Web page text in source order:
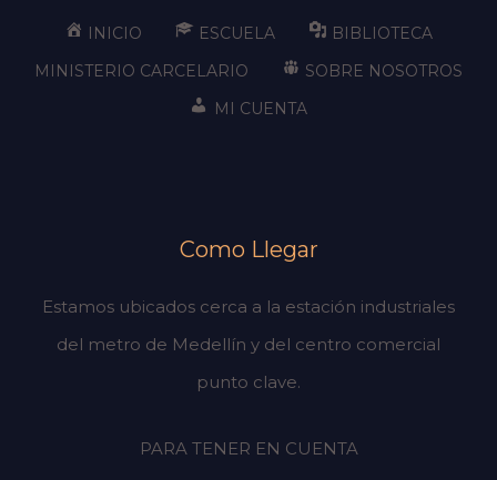
INICIO ESCUELA
BIBLIOTECA
MINISTERIO CARCELARIO
SOBRE NOSOTROS
MI CUENTA
Como Llegar
Estamos ubicados cerca a la estación industriales
del metro de Medellín y del centro comercial
punto clave.
PARA TENER EN CUENTA